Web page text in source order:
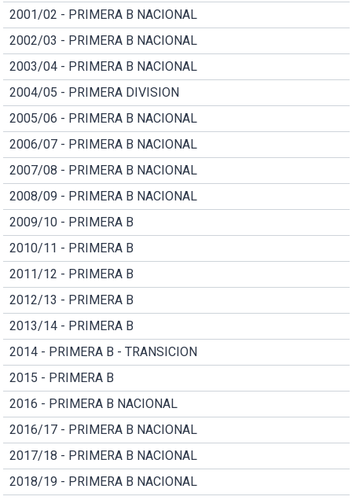
2001/02 - PRIMERA B NACIONAL
2002/03 - PRIMERA B NACIONAL
2003/04 - PRIMERA B NACIONAL
2004/05 - PRIMERA DIVISION
2005/06 - PRIMERA B NACIONAL
2006/07 - PRIMERA B NACIONAL
2007/08 - PRIMERA B NACIONAL
2008/09 - PRIMERA B NACIONAL
2009/10 - PRIMERA B
2010/11 - PRIMERA B
2011/12 - PRIMERA B
2012/13 - PRIMERA B
2013/14 - PRIMERA B
2014 - PRIMERA B - TRANSICION
2015 - PRIMERA B
2016 - PRIMERA B NACIONAL
2016/17 - PRIMERA B NACIONAL
2017/18 - PRIMERA B NACIONAL
2018/19 - PRIMERA B NACIONAL